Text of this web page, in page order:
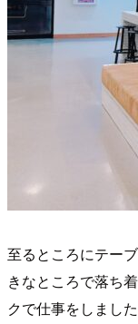
至るところにテー
きなところで落ち
クで仕事をしまし